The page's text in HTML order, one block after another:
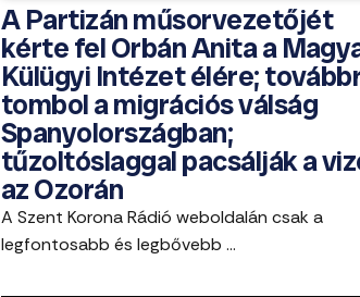
A Partizán műsorvezetőjét
kérte fel Orbán Anita a
Külügyi Intézet élére;
tombol a migrációs válság
Spanyolországban;
tűzoltóslaggal pacsálják a
az Ozorán
A Szent Korona Rádió weboldalán csak a
legfontosabb és legbővebb ...